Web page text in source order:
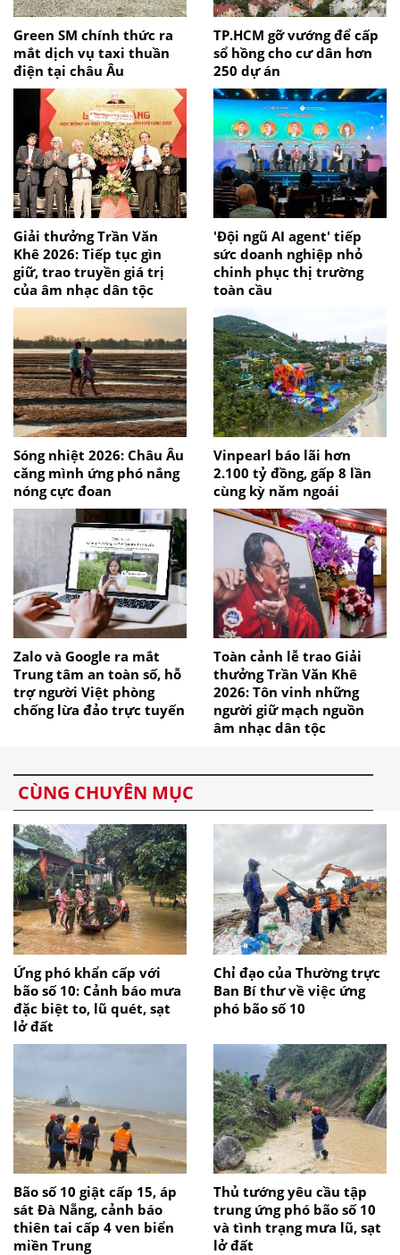
Green SM chính thức ra
mắt dịch vụ taxi thuần
điện tại châu Âu
TP.HCM gỡ vướng để cấp
sổ hồng cho cư dân hơn
250 dự án
Giải thưởng Trần Văn
Khê 2026: Tiếp tục gìn
giữ, trao truyền giá trị
của âm nhạc dân tộc
'Đội ngũ AI agent' tiếp
sức doanh nghiệp nhỏ
chinh phục thị trường
toàn cầu
Sóng nhiệt 2026: Châu Âu
căng mình ứng phó nắng
nóng cực đoan
Vinpearl báo lãi hơn
2.100 tỷ đồng, gấp 8 lần
cùng kỳ năm ngoái
Zalo và Google ra mắt
Trung tâm an toàn số, hỗ
trợ người Việt phòng
chống lừa đảo trực tuyến
Toàn cảnh lễ trao Giải
thưởng Trần Văn Khê
2026: Tôn vinh những
người giữ mạch nguồn
âm nhạc dân tộc
CÙNG CHUYÊN MỤC
Ứng phó khẩn cấp với
bão số 10: Cảnh báo mưa
đặc biệt to, lũ quét, sạt
lở đất
Chỉ đạo của Thường trực
Ban Bí thư về việc ứng
phó bão số 10
Bão số 10 giật cấp 15, áp
sát Đà Nẵng, cảnh báo
thiên tai cấp 4 ven biển
miền Trung
Thủ tướng yêu cầu tập
trung ứng phó bão số 10
và tình trạng mưa lũ, sạt
lở đất